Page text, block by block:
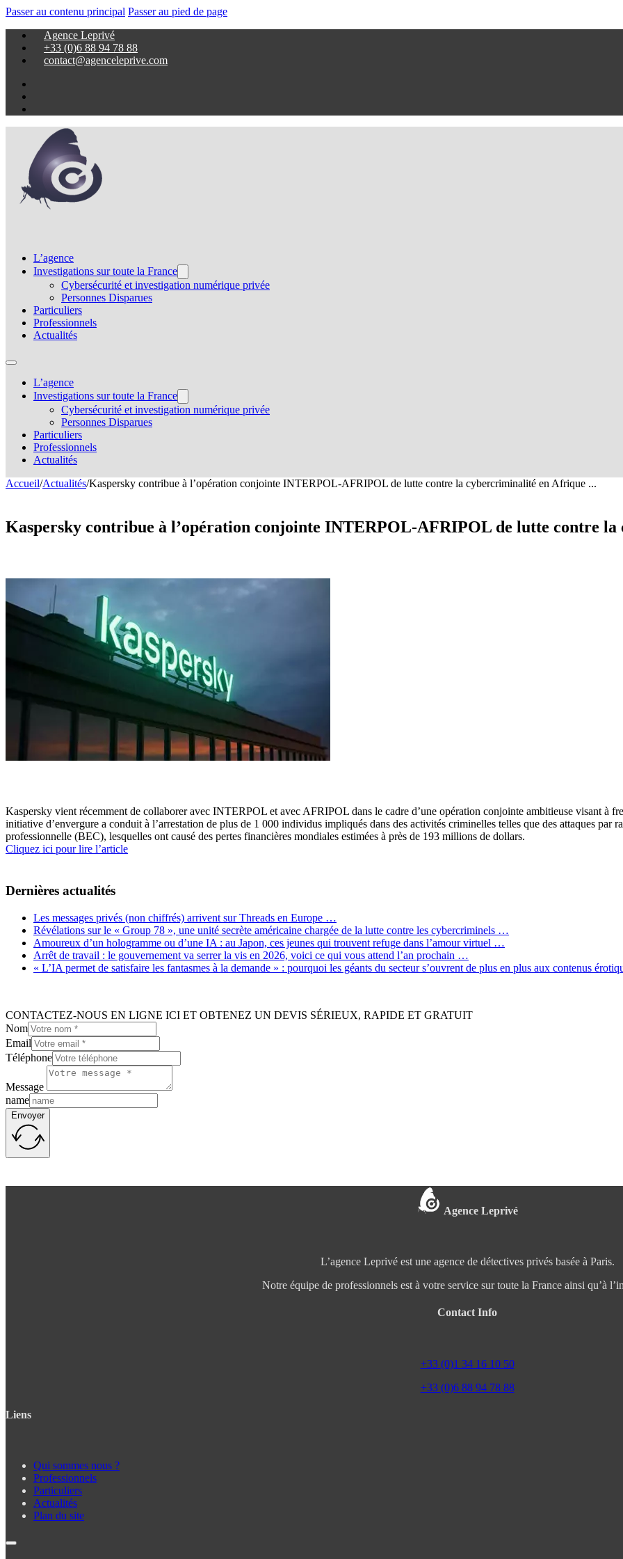
Passer au contenu principal Passer au pied de page
Agence Leprivé
+33 (0)6 88 94 78 88
contact@agenceleprive.com
L’agence
Investigations sur toute la France
Cybersécurité et investigation numérique privée
Personnes Disparues
Particuliers
Professionnels
Actualités
L’agence
Investigations sur toute la France
Cybersécurité et investigation numérique privée
Personnes Disparues
Particuliers
Professionnels
Actualités
Accueil/Actualités/Kaspersky contribue à l’opération conjointe INTERPOL-AFRIPOL de lutte contre la cybercriminalité en Afrique ...
Kaspersky contribue à l’opération conjointe INTERPOL-AFRIPOL de lutte contre
Kaspersky vient récemment de collaborer avec INTERPOL et avec AFRIPOL dans le cadre d’une opération conjointe ambitieuse visant à
initiative d’envergure a conduit à l’arrestation de plus de 1 000 individus impliqués dans des activités criminelles telles que des attaques par
professionnelle (BEC), lesquelles ont causé des pertes financières mondiales estimées à près de 193 millions de dollars.
Cliquez ici pour lire l’article
Dernières actualités
Les messages privés (non chiffrés) arrivent sur Threads en Europe …
Révélations sur le « Group 78 », une unité secrète américaine chargée de la lutte contre les cybercriminels …
Amoureux d’un hologramme ou d’une IA : au Japon, ces jeunes qui trouvent refuge dans l’amour virtuel …
Arrêt de travail : le gouvernement va serrer la vis en 2026, voici ce qui vous attend l’an prochain …
« L’IA permet de satisfaire les fantasmes à la demande » : pourquoi les géants du secteur s’ouvrent de plus en plus aux contenus
CONTACTEZ-NOUS EN LIGNE ICI ET OBTENEZ UN DEVIS SÉRIEUX, RAPIDE ET GRATUIT
Nom
Email
Téléphone
Message
name
Envoyer
Agence Leprivé
L’agence Leprivé est une agence de détectives privés basée à Paris.
Notre équipe de professionnels est à votre service sur toute la France ainsi qu’à
Contact Info
+33 (0)1 34 16 10 50
+33 (0)6 88 94 78 88
Liens
Qui sommes nous ?
Professionnels
Particuliers
Actualités
Plan du site